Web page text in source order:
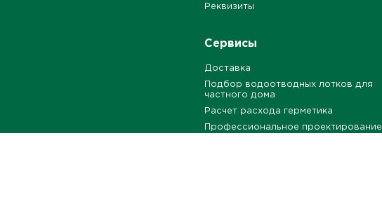
Реквизиты
Сервисы
Доставка
Подбор водоотводных лотков для
частного дома
Расчет расхода герметика
Профессиональное проектирование